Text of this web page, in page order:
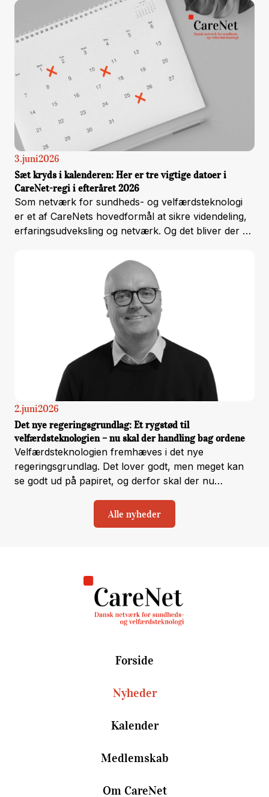
til.
3.juni2026
Sæt kryds i kalenderen: Her er tre vigtige datoer i
CareNet-regi i efteråret 2026
Som netværk for sundheds- og velfærdsteknologi
er et af CareNets hovedformål at sikre videndeling,
erfaringsudveksling og netværk. Og det bliver der rig
2.juni2026
Det nye regeringsgrundlag: Et rygstød til
velfærdsteknologien – nu skal der handling bag ordene
Velfærdsteknologien fremhæves i det nye
regeringsgrundlag. Det lover godt, men meget kan
se godt ud på papiret, og derfor skal der nu
borger- og medarbejderniveau.
Alle nyheder
Forside
Nyheder
Kalender
Medlemskab
Om CareNet